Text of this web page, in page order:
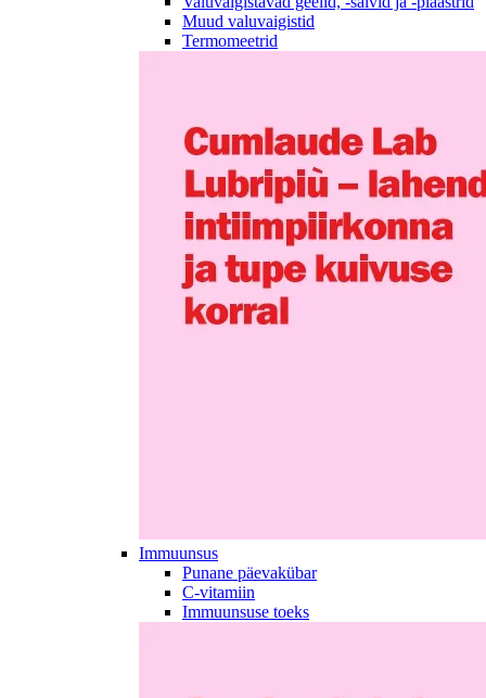
Muud valuvaigistid
Termomeetrid
Immuunsus
Punane päevakübar
C-vitamiin
Immuunsuse toeks